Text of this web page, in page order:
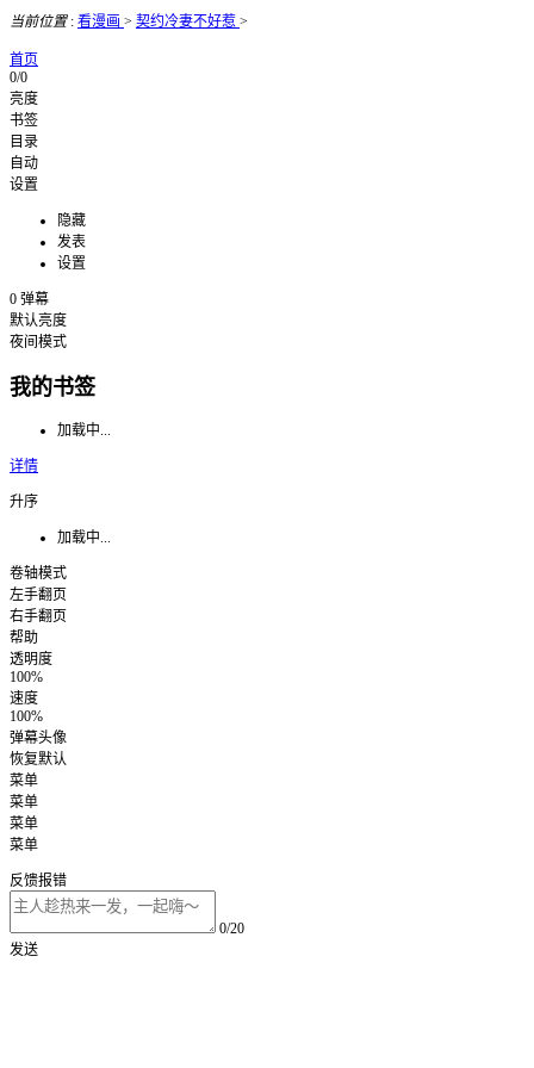
当前位置: 看漫画 > 契约冷妻不好惹 >
首页
0/0
亮度
书签
目录
自动
设置
隐藏
发表
设置
0 弹幕
默认亮度
夜间模式
我的书签
加载中...
详情
升序
加载中...
卷轴模式
左手翻页
右手翻页
帮助
透明度
100%
速度
100%
弹幕头像
恢复默认
菜单
菜单
菜单
菜单
反馈报错
0/20
发送